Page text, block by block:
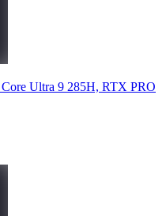
Ultra 9 285H, RTX PRO